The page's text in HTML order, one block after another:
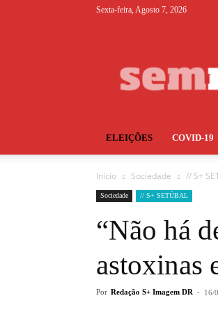
Sexta-feira, Agosto 7, 2026
ELEIÇÕES COVID-19
Início Sociedade // S+
Sociedade // S+ SETÚBAL
“Não há
astoxinas
Por Redação S+ Imagem DR - 16/